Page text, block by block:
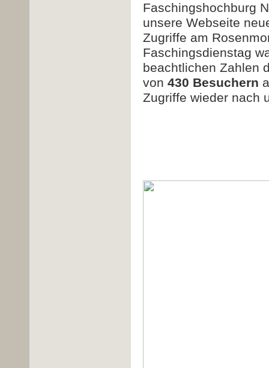
Faschingshochburg
unsere Webseite
Zugriffe am
Faschingsdienstag
beachtlichen Zahlen
von 430 Besuchern
Zugriffe wieder nach